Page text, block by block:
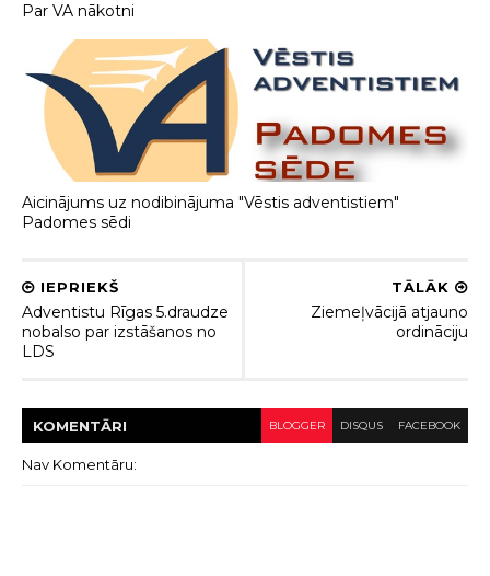
Par VA nākotni
Aicinājums uz nodibinājuma "Vēstis adventistiem"
Padomes sēdi
TĀLĀK
Ziemeļvācijā atjauno
ordināciju
IEPRIEKŠ
Adventistu Rīgas 5.draudze
nobalso par izstāšanos no
LDS
KOMENTĀRI BLOGGER DISQUS FACEBOOK
Nav Komentāru: